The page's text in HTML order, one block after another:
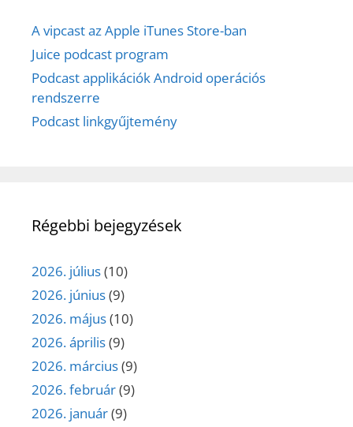
A vipcast az Apple iTunes Store-ban
Juice podcast program
Podcast applikációk Android operációs
rendszerre
Podcast linkgyűjtemény
Régebbi bejegyzések
2026. július(10)
2026. június(9)
2026. május(10)
2026. április(9)
2026. március(9)
2026. február(9)
2026. január(9)